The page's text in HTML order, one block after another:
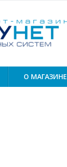
О МАГАЗИНЕ